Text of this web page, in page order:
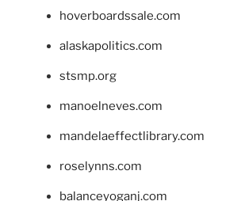
hoverboardssale.com
alaskapolitics.com
stsmp.org
manoelneves.com
mandelaeffectlibrary.com
roselynns.com
balanceyoganj.com